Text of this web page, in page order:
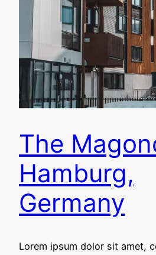
The
Hamburg,
Germany
Lorem ipsum dolor sit amet,